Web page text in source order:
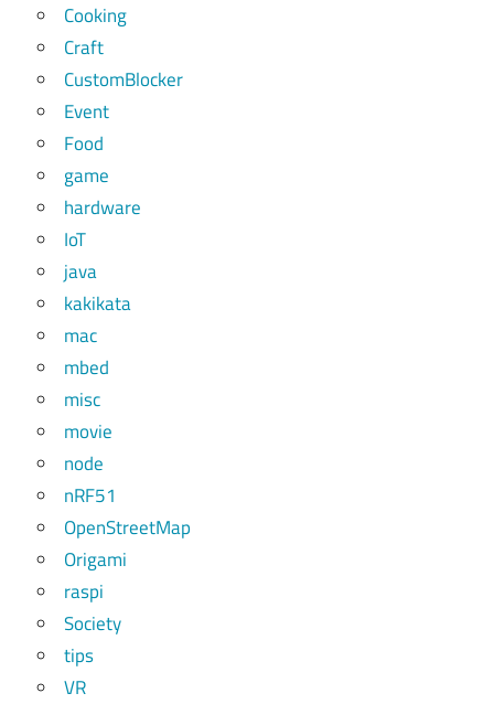
Cooking
Craft
CustomBlocker
Event
Food
game
hardware
IoT
java
kakikata
mac
mbed
misc
movie
node
nRF51
OpenStreetMap
Origami
raspi
Society
tips
VR